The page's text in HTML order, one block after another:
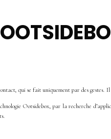
qui se fait uniquement par des gestes.
Ootsidebox, par la recherche